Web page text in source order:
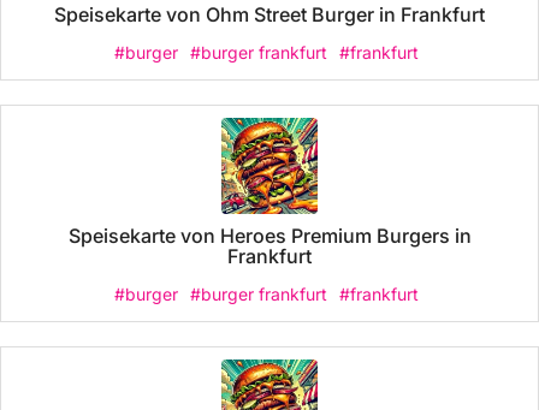
Speisekarte von Ohm Street Burger in Frankfurt
#burger #burger frankfurt #frankfurt
Speisekarte von Heroes Premium Burgers in
Frankfurt
#burger #burger frankfurt #frankfurt